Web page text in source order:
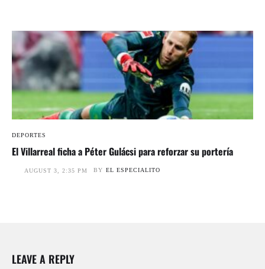
DEPORTES
El Villarreal ficha a Péter Gulácsi para reforzar su portería
AUGUST 3, 2:35 PM BY EL ESPECIALITO
LEAVE A REPLY